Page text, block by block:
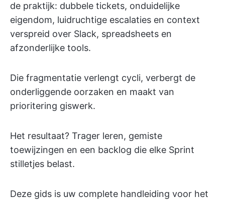
de praktijk: dubbele tickets, onduidelijke
eigendom, luidruchtige escalaties en context
verspreid over Slack, spreadsheets en
afzonderlijke tools.
Die fragmentatie verlengt cycli, verbergt de
onderliggende oorzaken en maakt van
prioritering giswerk.
Het resultaat? Trager leren, gemiste
toewijzingen en een backlog die elke Sprint
stilletjes belast.
Deze gids is uw complete handleiding voor het